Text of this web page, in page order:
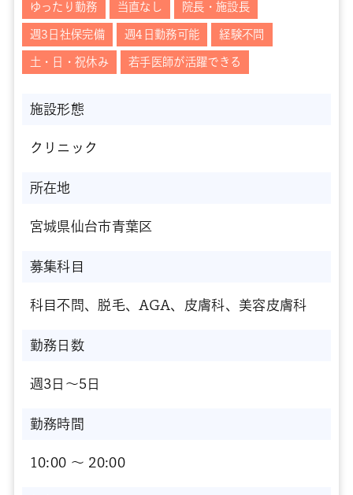
ゆったり勤務 当直なし 院長・施設長
週3日社保完備 週4日勤務可能 経験不問
土・日・祝休み 若手医師が活躍できる
施設形態
クリニック
所在地
宮城県仙台市青葉区
募集科目
科目不問、脱毛、AGA、皮膚科、美容皮膚科
勤務日数
週3日～5日
勤務時間
10:00 〜 20:00